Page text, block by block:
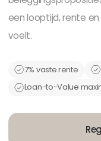
een looptijd, rente
voelt.
7% vaste rente
Loan-to-Value